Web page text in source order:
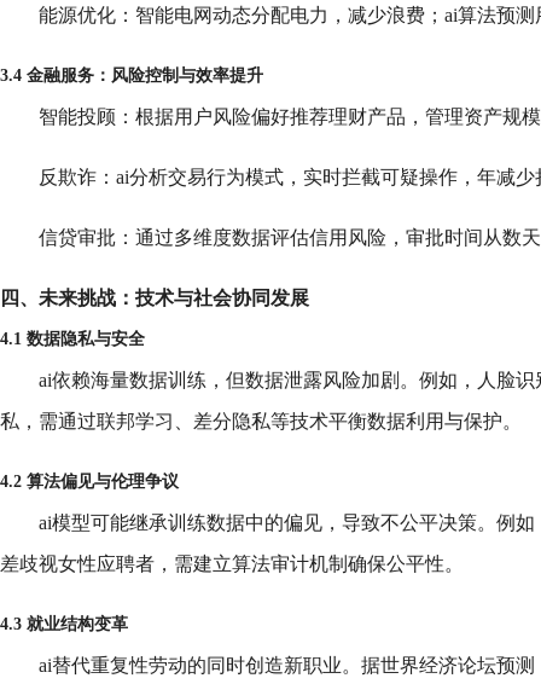
能源优化：智能电网动态分配电力，减少浪费；ai算法预
3.4 金融服务：风险控制与效率提升
智能投顾：根据用户风险偏好推荐理财产品，管理资产规
反欺诈：ai分析交易行为模式，实时拦截可疑操作，年减
信贷审批：通过多维度数据评估信用风险，审批时间从数
四、未来挑战：技术与社会协同发展
4.1 数据隐私与安全
ai依赖海量数据训练，但数据泄露风险加剧。例如，人脸
私，需通过联邦学习、差分隐私等技术平衡数据利用与保护。
4.2 算法偏见与伦理争议
ai模型可能继承训练数据中的偏见，导致不公平决策。例
差歧视女性应聘者，需建立算法审计机制确保公平性。
4.3 就业结构变革
ai替代重复性劳动的同时创造新职业。据世界经济论坛预测